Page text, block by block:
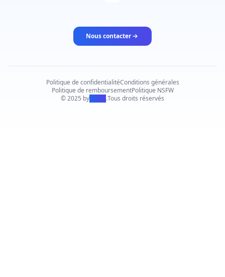
Nous contacter
Politique de confidentialitéConditions générales
Politique de remboursementPolitique NSFW
© 2025 by
.Tous droits réservés